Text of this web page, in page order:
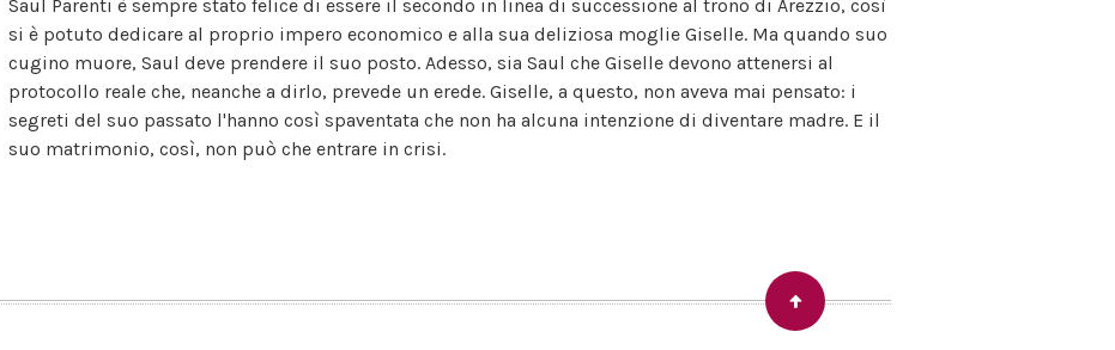
Saul Parenti è sempre stato felice di essere il secondo in linea di successione al trono di Arezzio, così
si è potuto dedicare al proprio impero economico e alla sua deliziosa moglie Giselle. Ma quando suo
cugino muore, Saul deve prendere il suo posto. Adesso, sia Saul che Giselle devono attenersi al
protocollo reale che, neanche a dirlo, prevede un erede. Giselle, a questo, non aveva mai pensato: i
segreti del suo passato l'hanno così spaventata che non ha alcuna intenzione di diventare madre. E il
suo matrimonio, così, non può che entrare in crisi.